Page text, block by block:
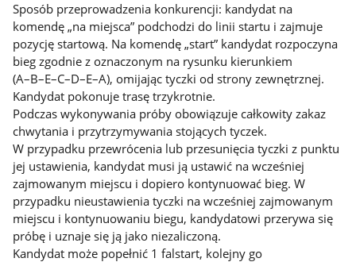
Sposób przeprowadzenia konkurencji: kandydat na
komendę „na miejsca” podchodzi do linii startu i zajmuje
pozycję startową. Na komendę „start” kandydat rozpoczyna
bieg zgodnie z oznaczonym na rysunku kierunkiem
(A–B–E–C–D–E–A), omijając tyczki od strony zewnętrznej.
Kandydat pokonuje trasę trzykrotnie.
Podczas wykonywania próby obowiązuje całkowity zakaz
chwytania i przytrzymywania stojących tyczek.
W przypadku przewrócenia lub przesunięcia tyczki z punktu
jej ustawienia, kandydat musi ją ustawić na wcześniej
zajmowanym miejscu i dopiero kontynuować bieg. W
przypadku nieustawienia tyczki na wcześniej zajmowanym
miejscu i kontynuowaniu biegu, kandydatowi przerywa się
próbę i uznaje się ją jako niezaliczoną.
Kandydat może popełnić 1 falstart, kolejny go